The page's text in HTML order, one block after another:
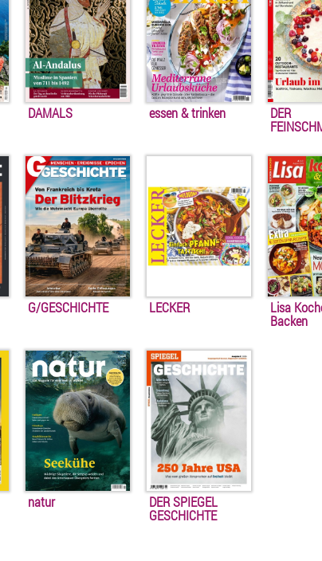
DAMALS essen & trinken DER
G/GESCHICHTE LECKER Lisa
Backen
natur DER SPIEGEL
GESCHICHTE